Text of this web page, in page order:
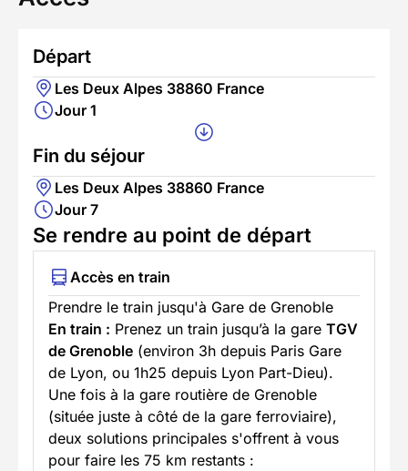
Départ
Les Deux Alpes 38860 France
Jour 1
Fin du séjour
Les Deux Alpes 38860 France
Jour 7
Se rendre au point de départ
Accès en train
Prendre le train jusqu'à Gare de Grenoble
En train : Prenez un train jusqu’à la gare TGV
de Grenoble (environ 3h depuis Paris Gare
de Lyon, ou 1h25 depuis Lyon Part-Dieu).
Une fois à la gare routière de Grenoble
(située juste à côté de la gare ferroviaire),
deux solutions principales s'offrent à vous
pour faire les 75 km restants :